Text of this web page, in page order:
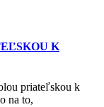
K
priateľskou k
na to,